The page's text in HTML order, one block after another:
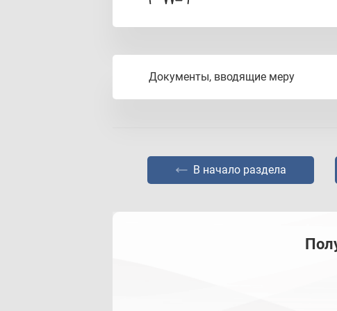
- женщины, не состоящие в
Документы, вводящие меру
В начало раздела